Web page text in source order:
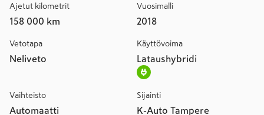
Ajetut kilometrit
158 000 km
Vuosimalli
2018
Vetotapa
Neliveto
Käyttövoima
Lataushybridi
Vaihteisto
Automaatti
Sijainti
K-Auto Tampere